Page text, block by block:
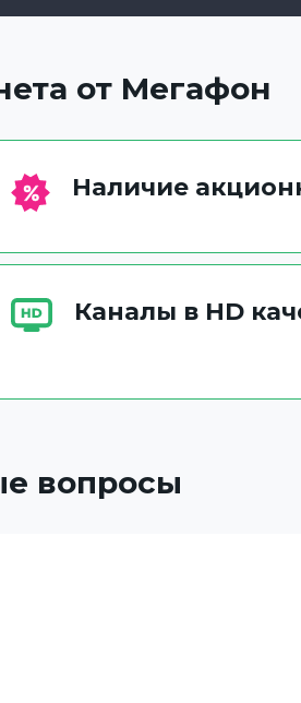
от Мегафон
Наличие
Каналы в HD
вопросы